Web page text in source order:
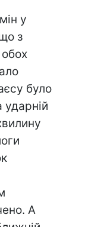
у
з
було
ударній
А